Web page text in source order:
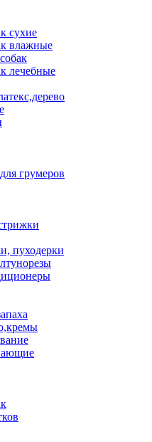
сухие
влажные
лечебные
грумеров
пуходерки